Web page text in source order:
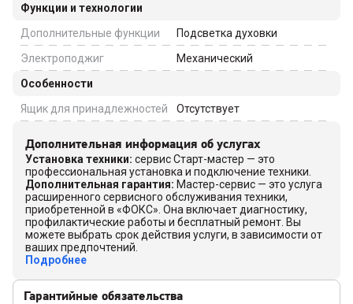
Функции и технологии
Дополнительные функции
Подсветка духовки
Электроподжиг
Механический
Особенности
Ящик для принадлежностей
Отсутствует
Дополнительная информация об услугах
Установка техники: сервис Старт-мастер — это
профессиональная установка и подключение техники.
Дополнительная гарантия: Мастер-сервис — это услуга
расширенного сервисного обслуживания техники,
приобретенной в «ФОКС». Она включает диагностику,
профилактические работы и бесплатный ремонт. Вы
можете выбрать срок действия услуги, в зависимости от
ваших предпочтений.
Подробнее
Гарантийные обязательства